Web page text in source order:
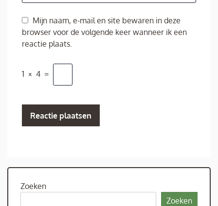
Mijn naam, e-mail en site bewaren in deze
browser voor de volgende keer wanneer ik een
reactie plaats.
1 × 4 =
Zoeken
Zoeken